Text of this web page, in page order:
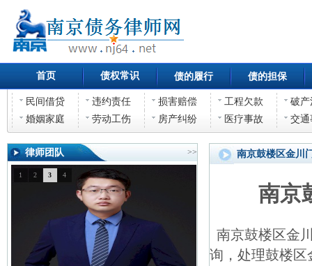
首页 债权常识 债的履行 债的担保
民间借贷 违约责任 损害赔偿 工程欠款
破产
婚姻家庭
劳动工伤 房产纠纷 医疗事故 交通
律师团队 >>
1 2 3 4
南京鼓楼区金川
南京
南京鼓楼区金
询，处理鼓楼区